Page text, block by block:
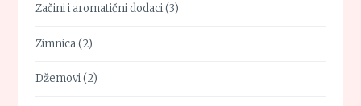
Začini i aromatični dodaci(3)
Zimnica(2)
Džemovi(2)